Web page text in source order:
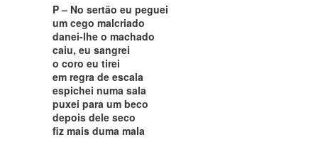
P – No sertão eu peguei
um cego malcriado
danei-lhe o machado
caiu, eu sangrei
o coro eu tirei
em regra de escala
espichei numa sala
puxei para um beco
depois dele seco
fiz mais duma mala